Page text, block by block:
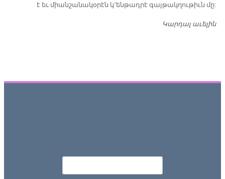
է եւ միանշանակօրէն կ՚ենթադրէ գայթակղութիւն մը:
Կարդալ աւելին